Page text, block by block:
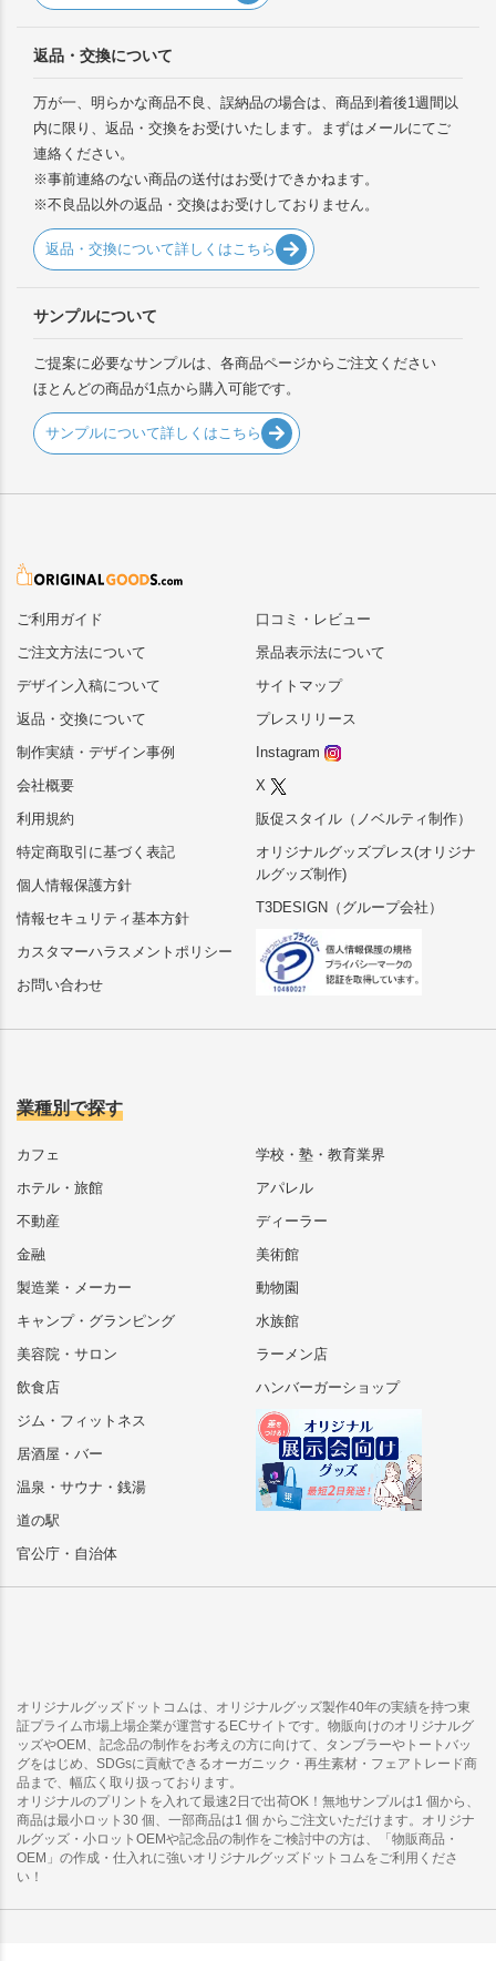
返品・交換について
万が一、明らかな商品不良、誤納品の場合は、商品到着後1週間以
内に限り、返品・交換をお受けいたします。まずはメールにてご
連絡ください。
※事前連絡のない商品の送付はお受けできかねます。
※不良品以外の返品・交換はお受けしておりません。
返品・交換について詳しくはこちら
サンプルについて
ご提案に必要なサンプルは、各商品ページからご注文ください
ほとんどの商品が1点から購入可能です。
サンプルについて詳しくはこちら
ご利用ガイド
ご注文方法について
デザイン入稿について
返品・交換について
制作実績・デザイン事例
会社概要
利用規約
特定商取引に基づく表記
個人情報保護方針
情報セキュリティ基本方針
カスタマーハラスメントポリシー
お問い合わせ
口コミ・レビュー
景品表示法について
サイトマップ
プレスリリース
Instagram
X
販促スタイル（ノベルティ制作）
オリジナルグッズプレス(オリジナ
ルグッズ制作)
T3DESIGN（グループ会社）
業種別で探す
カフェ
ホテル・旅館
不動産
金融
製造業・メーカー
キャンプ・グランピング
美容院・サロン
飲食店
ジム・フィットネス
居酒屋・バー
温泉・サウナ・銭湯
道の駅
官公庁・自治体
学校・塾・教育業界
アパレル
ディーラー
美術館
動物園
水族館
ラーメン店
ハンバーガーショップ
オリジナルグッズドットコムは、オリジナルグッズ製作40年の実績を持つ東
証プライム市場上場企業が運営するECサイトです。物販向けのオリジナルグ
ッズやOEM、記念品の制作をお考えの方に向けて、タンブラーやトートバッ
グをはじめ、SDGsに貢献できるオーガニック・再生素材・フェアトレード商
品まで、幅広く取り扱っております。
オリジナルのプリントを入れて最速2日で出荷OK！無地サンプルは1 個から、
商品は最小ロット30 個、一部商品は1 個 からご注文いただけます。オリジナ
ルグッズ・小ロットOEMや記念品の制作をご検討中の方は、「物販商品・
OEM」の作成・仕入れに強いオリジナルグッズドットコムをご利用くださ
い！